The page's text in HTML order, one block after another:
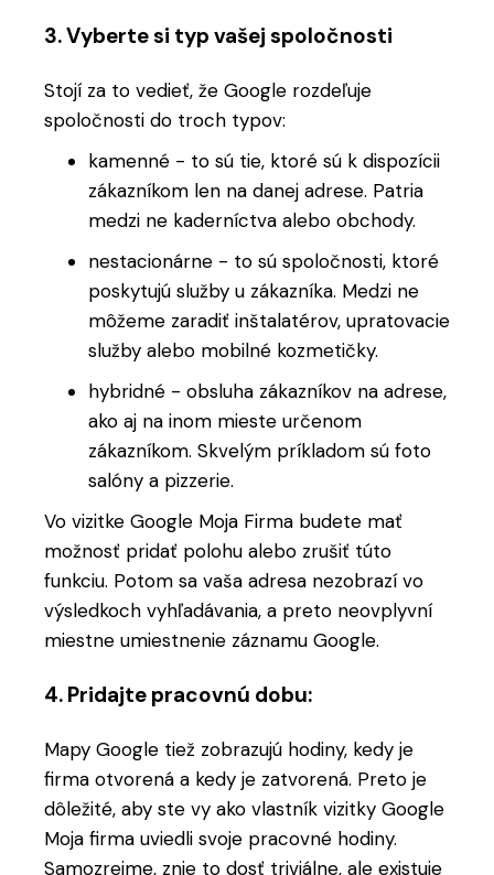
3. Vyberte si typ vašej spoločnosti
Stojí za to vedieť, že Google rozdeľuje
spoločnosti do troch typov:
kamenné - to sú tie, ktoré sú k dispozícii
zákazníkom len na danej adrese. Patria
medzi ne kaderníctva alebo obchody.
nestacionárne - to sú spoločnosti, ktoré
poskytujú služby u zákazníka. Medzi ne
môžeme zaradiť inštalatérov, upratovacie
služby alebo mobilné kozmetičky.
hybridné - obsluha zákazníkov na adrese,
ako aj na inom mieste určenom
zákazníkom. Skvelým príkladom sú foto
salóny a pizzerie.
Vo vizitke Google Moja Firma budete mať
možnosť pridať polohu alebo zrušiť túto
funkciu. Potom sa vaša adresa nezobrazí vo
výsledkoch vyhľadávania, a preto neovplyvní
miestne umiestnenie záznamu Google.
4. Pridajte pracovnú dobu:
Mapy Google tiež zobrazujú hodiny, kedy je
firma otvorená a kedy je zatvorená. Preto je
dôležité, aby ste vy ako vlastník vizitky Google
Moja firma uviedli svoje pracovné hodiny.
Samozrejme, znie to dosť triviálne, ale existuje